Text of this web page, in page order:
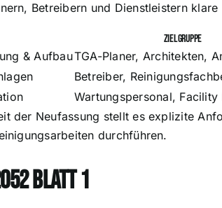
Betreibern und Dienstleistern
Zielgruppe
& AufbauTGA-Planer, Architekten,
Betreiber,
Wartungspersonal, Facility
der Neufassung stellt es explizite
durchführen.
Blatt 1